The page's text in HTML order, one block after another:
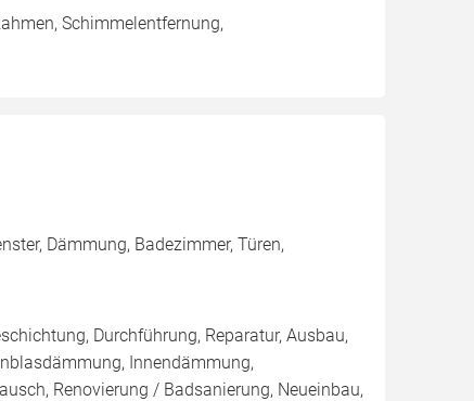
Schimmelentfernung,
Dämmung, Badezimmer, Türen,
Durchführung, Reparatur, Ausbau,
Innendämmung,
Renovierung / Badsanierung, Neueinbau,